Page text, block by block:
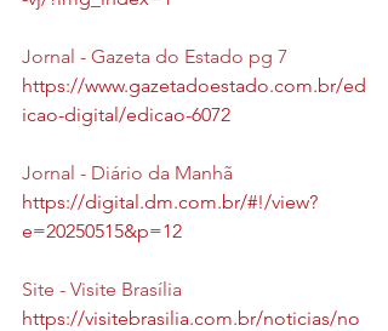
Jornal - Gazeta do Estado pg 7
https://www.gazetadoestado.com.br/ed
icao-digital/edicao-6072
Jornal - Diário da Manhã
https://digital.dm.com.br/#!/view?
e=20250515&p=12
Site - Visite Brasília
https://visitebrasilia.com.br/noticias/no